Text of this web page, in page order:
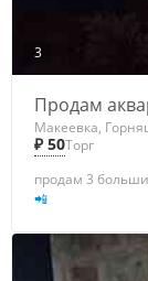
3
Продам
Макеевка,
₽ 50Торг
продам 3
📲